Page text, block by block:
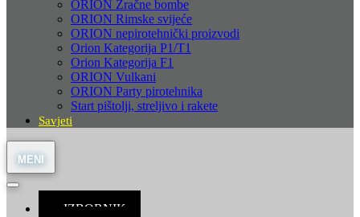
ORION Zračne bombe
ORION Rimske svijeće
ORION nepirotehnički proizvodi
Orion Kategorija P1/T1
Orion Kategorija F1
ORION Vulkani
ORION Party pirotehnika
Start pištolji, streljivo i rakete
Savjeti
≡ IZBORNIK